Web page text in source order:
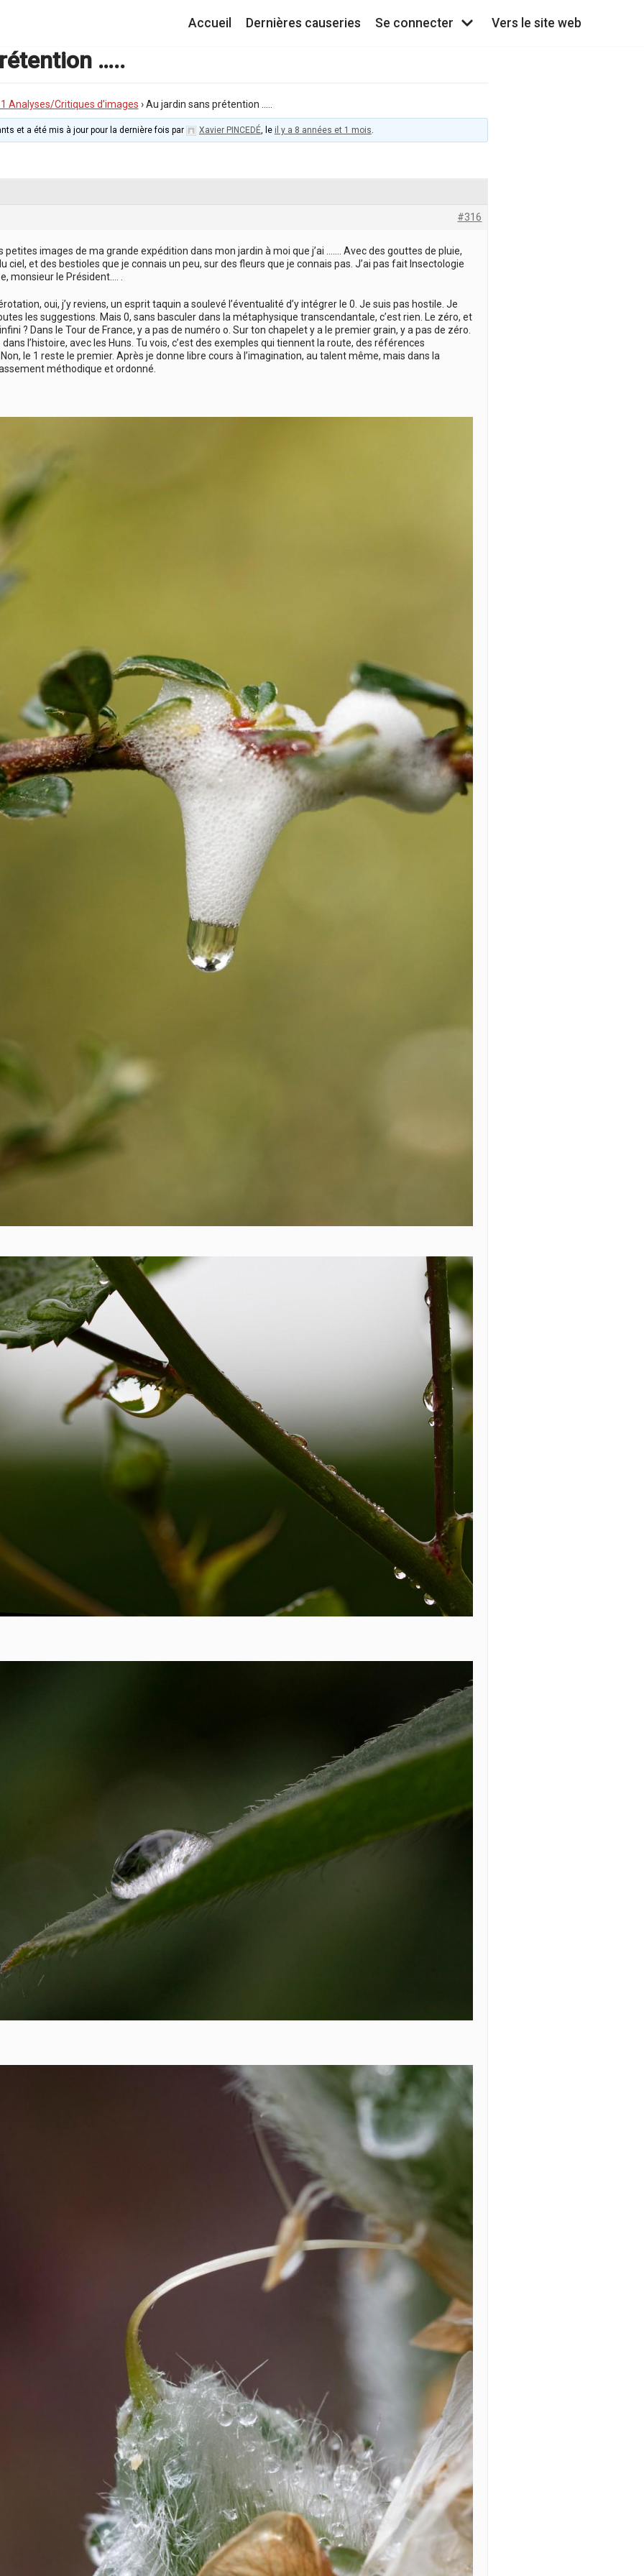
Accueil Dernières causeries Se connecter Vers le site web
…..
Analyses/Critiques d’images › Au jardin sans prétention …..
et a été mis à jour pour la dernière fois par Xavier PINCEDÉ, le il y a 8 années et 1 mois.
#316
petites images de ma grande expédition dans mon jardin à moi que j’ai ……. Avec des gouttes de pluie,
ciel, et des bestioles que je connais un peu, sur des fleurs que je connais pas. J’ai pas fait Insectologie
monsieur le Président…. .
oui, j’y reviens, un esprit taquin a soulevé l’éventualité d’y intégrer le 0. Je suis pas hostile. Je
les suggestions. Mais 0, sans basculer dans la métaphysique transcendantale, c’est rien. Le zéro, et
? Dans le Tour de France, y a pas de numéro o. Sur ton chapelet y a le premier grain, y a pas de zéro.
l’histoire, avec les Huns. Tu vois, c’est des exemples qui tiennent la route, des références
le 1 reste le premier. Après je donne libre cours à l’imagination, au talent même, mais dans la
méthodique et ordonné.